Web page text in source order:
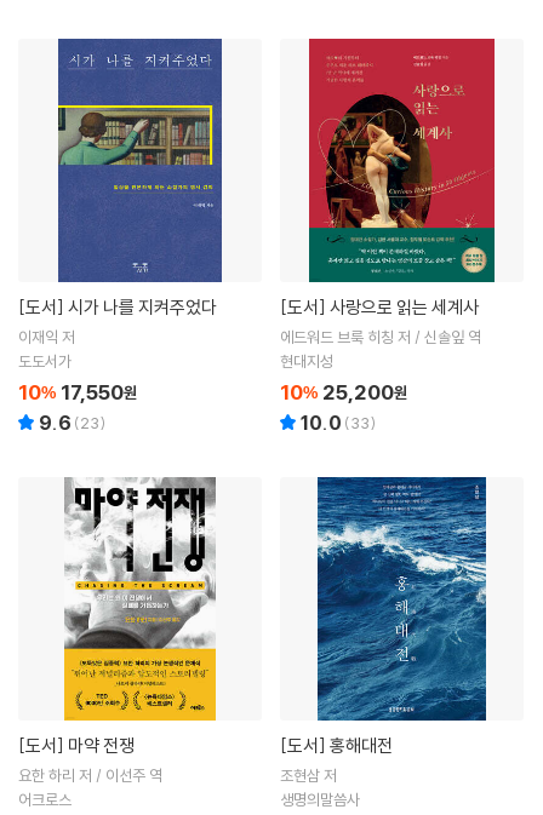
[도서] 시가 나를 지켜주었다
이재익 저
도도서가
10% 17,550원
9.6 (23)
[도서] 사랑으로 읽는 세계사
에드워드 브룩 히칭 저 / 신솔잎 역
현대지성
10% 25,200원
10.0 (33)
[도서] 마약 전쟁
요한 하리 저 / 이선주 역
어크로스
[도서] 홍해대전
조현삼 저
생명의말씀사